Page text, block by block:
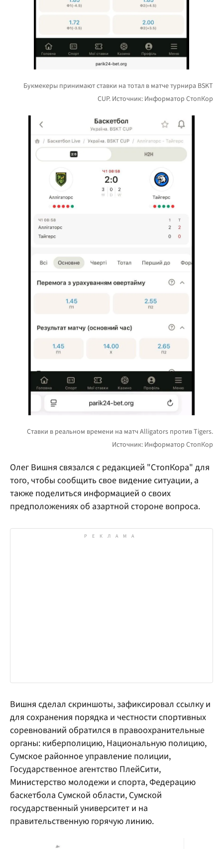
Олег Вишня связался с редакцией "СтопКора" для
того, чтобы сообщить свое видение ситуации, а
также поделиться информацией о своих
предположениях об азартной стороне вопроса.
Вишня сделал скриншоты, зафиксировал ссылку и
для сохранения порядка и честности спортивных
соревнований обратился в правоохранительные
органы: киберполицию, Национальную полицию,
Сумское районное управление полиции,
Государственное агентство ПлейСити,
Министерство молодежи и спорта, Федерацию
баскетбола Сумской области, Сумской
государственный университет и на
правительственную горячую линию.